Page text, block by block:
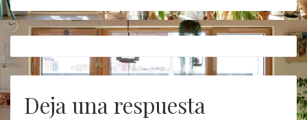
Post
navigation
Deja una respuesta